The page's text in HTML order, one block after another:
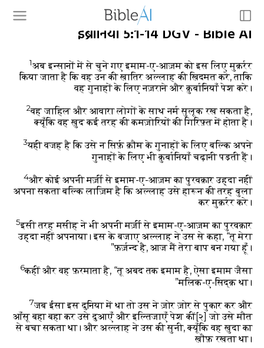
इब्रानियों 5:1-14 DGV - Bible AI
1अब इन्सानों में से चुने गए इमाम-ए-आज़म को इस लिए मुक़र्रर
किया जाता है कि वह उन की ख़ातिर अल्लाह की ख़िदमत करे, ताकि
वह गुनाहों के लिए नज़राने और क़ुर्बानियाँ पेश करे।
2वह जाहिल और आवारा लोगों के साथ नर्म सुलूक रख सकता है,
क्यूँकि वह ख़ुद कई तरह की कमज़ोरियों की गिरिफ़्त में होता है।
3यही वजह है कि उसे न सिर्फ़ क़ौम के गुनाहों के लिए बल्कि अपने
गुनाहों के लिए भी क़ुर्बानियाँ चढ़ानी पड़ती हैं।
4और कोई अपनी मर्ज़ी से इमाम-ए-आज़म का पुरवक़ार उह्दा नहीं
अपना सकता बल्कि लाज़िम है कि अल्लाह उसे हारून की तरह बुला
कर मुक़र्रर करे।
5इसी तरह मसीह ने भी अपनी मर्ज़ी से इमाम-ए-आज़म का पुरवक़ार
उह्दा नहीं अपनाया। इस के बजाए अल्लाह ने उस से कहा, “तू मेरा
फ़र्ज़न्द है, आज मैं तेरा बाप बन गया हूँ।”
6कहीं और वह फ़रमाता है, “तू अबद तक इमाम है,ऐसा इमाम जैसा
मलिक-ए-सिद्क़ था।”
7जब ईसा इस दुनिया में था तो उस ने ज़ोर ज़ोर से पुकार कर और
आँसू बहा बहा कर उसे दुआएँ और इल्तिजाएँ पेश कीं[२] जो उसे मौत
से बचा सकता था। और अल्लाह ने उस की सुनी, क्यूँकि वह ख़ुदा का
ख़ौफ़ रखता था।